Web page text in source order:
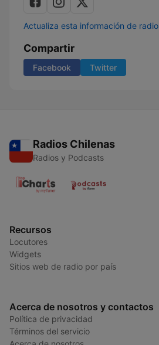
Actualiza esta información de radio
Compartir
Facebook Twitter
Radios Chilenas
Radios y Podcasts
Recursos
Locutores
Widgets
Sitios web de radio por país
Acerca de nosotros y contactos
Política de privacidad
Términos del servicio